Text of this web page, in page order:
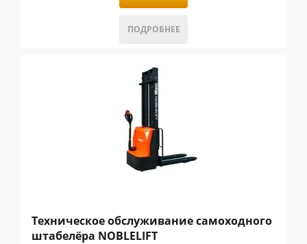
ПОДРОБНЕЕ
Техническое обслуживание самоходного
штабелёра NOBLELIFT